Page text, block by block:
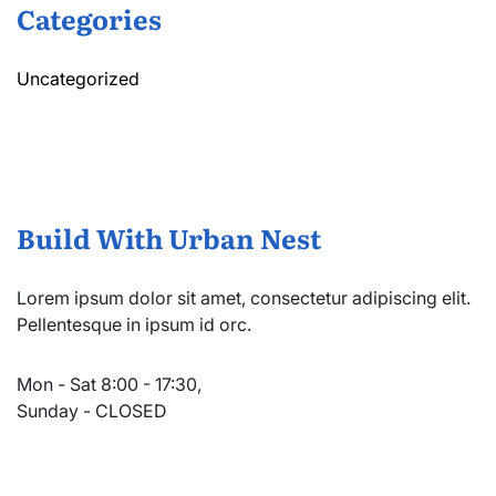
Categories
Uncategorized
Build With Urban Nest
Lorem ipsum dolor sit amet, consectetur adipiscing elit.
Pellentesque in ipsum id orc.
Mon - Sat 8:00 - 17:30,
Sunday - CLOSED